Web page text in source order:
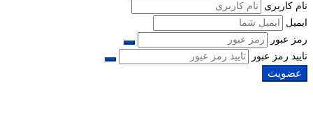
نام کاربری
ایمیل
رمز عبور
تایید رمز عبور
عضویت